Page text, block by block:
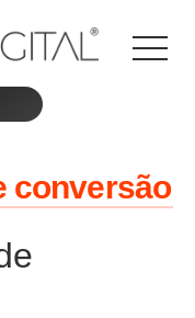
conversão